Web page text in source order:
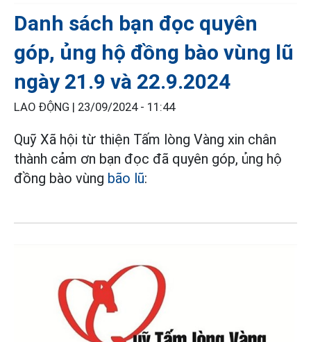
Danh sách bạn đọc quyên
góp, ủng hộ đồng bào vùng lũ
ngày 21.9 và 22.9.2024
LAO ĐỘNG | 23/09/2024 - 11:44
Quỹ Xã hội từ thiện Tấm lòng Vàng xin chân
thành cảm ơn bạn đọc đã quyên góp, ủng hộ
đồng bào vùng bão lũ: